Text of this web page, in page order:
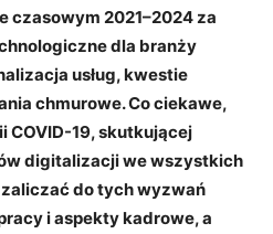
czasowym 2021–2024 za
dla branży
usług, kwestie
chmurowe. Co ciekawe,
COVID-19, skutkującej
digitalizacji we wszystkich
do tych wyzwań
i aspekty kadrowe, a